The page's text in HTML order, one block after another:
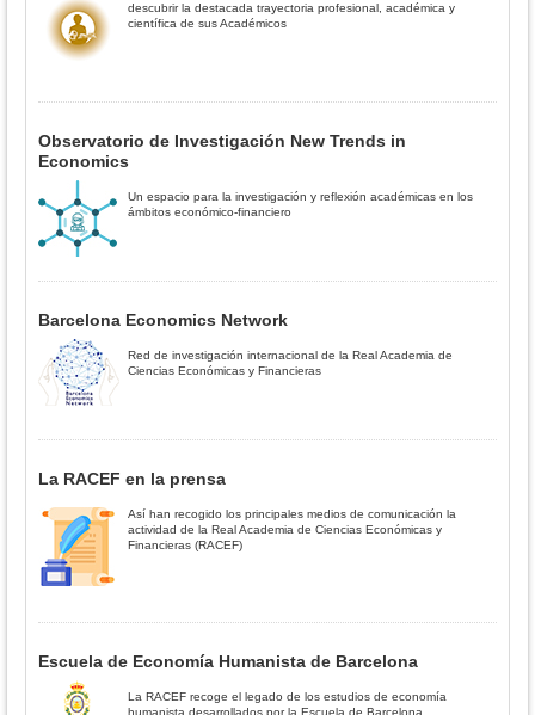
descubrir la destacada trayectoria profesional, académica y
científica de sus Académicos
Observatorio de Investigación New Trends in
Economics
Un espacio para la investigación y reflexión académicas en los
ámbitos económico-financiero
Barcelona Economics Network
Red de investigación internacional de la Real Academia de
Ciencias Económicas y Financieras
La RACEF en la prensa
Así han recogido los principales medios de comunicación la
actividad de la Real Academia de Ciencias Económicas y
Financieras (RACEF)
Escuela de Economía Humanista de Barcelona
La RACEF recoge el legado de los estudios de economía
humanista desarrollados por la Escuela de Barcelona